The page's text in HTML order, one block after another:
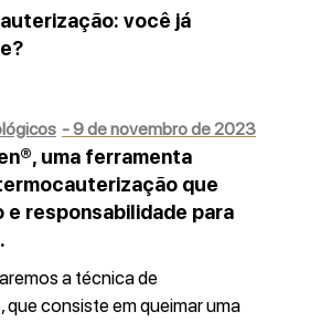
você já
-9 de novembro de 2023
uma ferramenta
que
responsabilidade para
a técnica de
consiste em queimar uma